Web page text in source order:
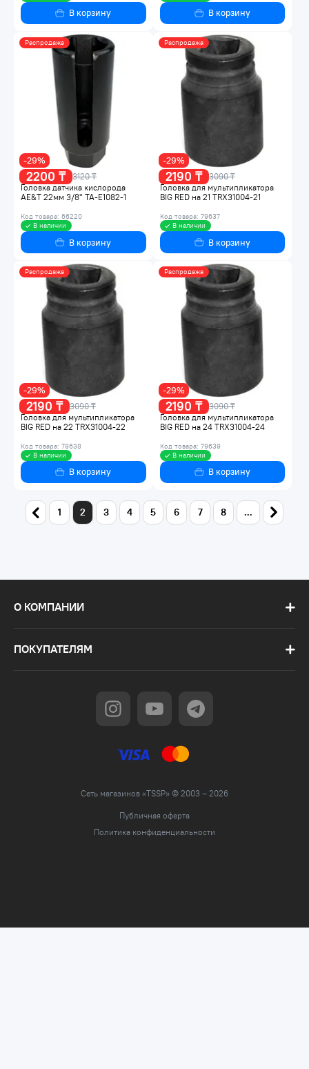
В корзину В корзину
Распродажа
2200 ₸ 3120 ₸
-29%
Головка датчика кислорода
AE&T 22мм 3/8" TA-E1082-1
Код товара: 66220
В наличии
В корзину
Распродажа
2190 ₸ 3090 ₸
-29%
Головка для мультипликатора
BIG RED на 21 TRX31004-21
Код товара: 79637
В наличии
В корзину
Распродажа
2190 ₸ 3090 ₸
-29%
Головка для мультипликатора
BIG RED на 22 TRX31004-22
Код товара: 79638
В наличии
В корзину
Распродажа
2190 ₸ 3090 ₸
-29%
Головка для мультипликатора
BIG RED на 24 TRX31004-24
Код товара: 79639
В наличии
В корзину
1 2 3 4 5 6 7 8 ...
О КОМПАНИИ
ПОКУПАТЕЛЯМ
Сеть магазинов «TSSP» © 2003 – 2026
Публичная оферта
Политика конфиденциальности